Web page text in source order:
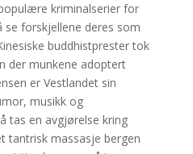
kriminalserier for
forskjellene deres som
buddhistprester tok
der munkene adoptert
er Vestlandet sin
musikk og
tas en avgjørelse kring
tantrisk massasje bergen